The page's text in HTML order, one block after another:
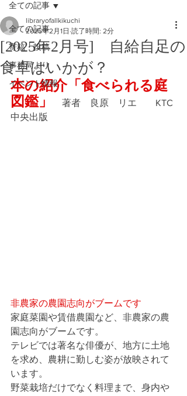
全ての記事
寄稿・投稿
事務局より
イベント情報
全ての記事
[2025年2月号] 自給自足の
食卓はいかが？
libraryofallkikuchi
2025年2月1日 読了時間: 2分
本の紹介「食べられる庭
図鑑」
著者　良原　リエ　　KTC
中央出版
非農家の農園志向がブームです
家庭菜園や賃借農園など、非農家の農
園志向がブームです。
テレビでは著名な俳優が、地方に土地
を求め、農耕に勤しむ姿が放映されて
います。
野菜栽培だけでなく料理まで、身内や